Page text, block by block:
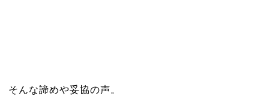
そんな諦めや妥協の声。